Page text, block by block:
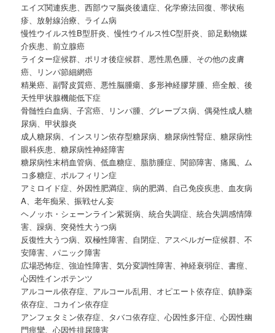
エイズ関連疾患、西部ウマ脳炎後遺症、化学療法回復、帯状疱
疹、放射線治療、ライム病
慢性ウイルス性B型肝炎、慢性ウイルス性C型肝炎、節足動物媒
介疾患、前立腺癌
ライター症候群、ポリオ後症候群、悪性黒色腫、その他の皮膚
癌、リンパ節細網癌
精巣癌、副腎皮質癌、悪性脳腫瘍、多形神経膠芽腫、癌全般、後
天性甲状腺機能低下症
骨髄性白血病、子宮癌、リンパ腫、グレーブス病、偶発性成人糖
尿病、甲状腺炎
成人糖尿病、インスリン依存型糖尿病、糖尿病性腎症、糖尿病性
眼科疾患、糖尿病性神経障害
糖尿病性末梢血管病、低血糖症、脂肪腫症、関節障害、痛風、ム
コ多糖症、ポルフィリン症
アミロイド症、外因性肥満症、病的肥満、自己免疫疾患、血友病
A、老年痴呆、振戦せん妄
ヘノッホ・シェーンライン紫斑病、統合失調症、統合失調感情障
害、躁病、突発性大うつ病
反復性大うつ病、双極性障害、自閉症、アスペルガー症候群、不
安障害、パニック障害
広場恐怖症、強迫性障害、気分変調性障害、神経衰弱症、書痙、
心因性インポテンツ
アルコール依存症、アルコール乱用、オピエート依存症、鎮静薬
依存症、コカイン依存症
アンフェタミン依存症、タバコ依存症、心因性多汗症、心因性幽
門痙攣、心因性排尿障害